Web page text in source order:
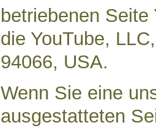
betriebenen
die YouTube,
94066, USA.
Wenn Sie eine
ausgestatteten